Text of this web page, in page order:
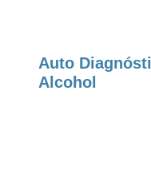
Auto
Alcohol